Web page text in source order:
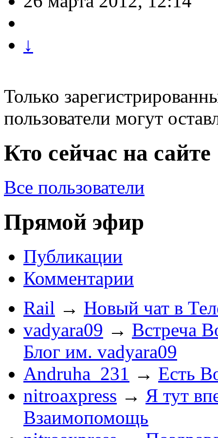
↓
Только
пользователи могут
Кто сейчас на сайте
Все пользователи
Прямой эфир
Публикации
Комментарии
Rail → Новый чат в
vadyara09 → Встреча
Блог им. vadyara09
Andruha_231 → Есть
nitroaxpress → Я тут
Взаимопомощь